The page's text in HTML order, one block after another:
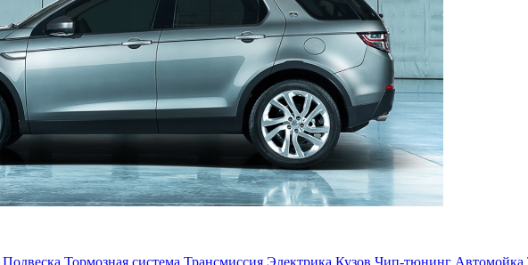
Подвеска Тормозная система Трансмиссия Электрика Кузов Чип-тюнинг Автомойка